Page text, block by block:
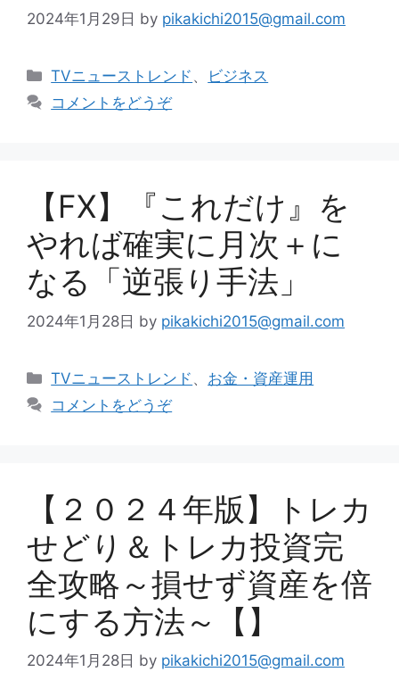
2024年1月29日 by pikakichi2015@gmail.com
カ
テ
TVニューストレンド 、
ビジネス
コメントをどうぞ
【FX】『これだけ』を
やれば確実に月次＋に
なる「逆張り手法」
2024年1月28日 by pikakichi2015@gmail.com
カ
TVニューストレンド 、 お金・資産運用
コメントをどうぞ
【２０２４年版】トレカ
せどり＆トレカ投資完
全攻略～損せず資産を倍
にする方法～【】
2024年1月28日 by pikakichi2015@gmail.com